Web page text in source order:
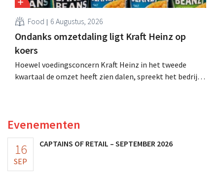
Food 6 Augustus, 2026
Ondanks omzetdaling ligt Kraft Heinz op
koers
Hoewel voedingsconcern Kraft Heinz in het tweede
kwartaal de omzet heeft zien dalen, spreekt het bedrijf
Evenementen
16
SEP
CAPTAINS OF RETAIL – SEPTEMBER 2026